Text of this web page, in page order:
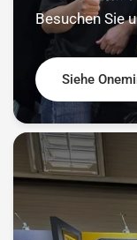
Besuchen Sie
Siehe